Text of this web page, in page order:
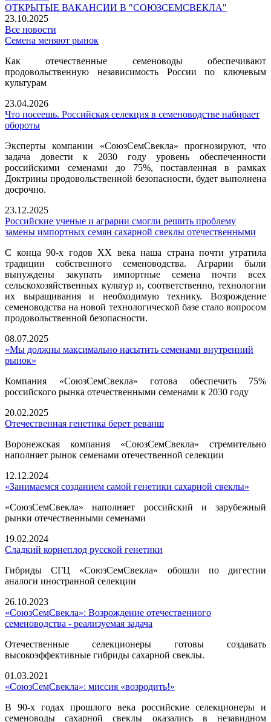
ОТКРЫТЫЕ ВАКАНСИИ В "СОЮЗСЕМСВЕКЛА"
23.10.2025
Все новости
Семена меняют рынок
Как отечественные семеноводы обеспечивают
продовольственную независимость России по ключевым
культурам
23.04.2026
Что посеешь. Российская селекция в семеноводстве набирает
обороты
Эксперты компании «СоюзСемСвекла» прогнозируют, что
задача довести к 2030 году уровень обеспеченности
российскими семенами до 75%, поставленная в рамках
Доктрины продовольственной безопасности, будет выполнена
досрочно.
23.12.2025
Российские ученые и аграрии смогли решить проблему
замены импортных семян сахарной свеклы отечественными
С конца 90-х годов ХХ века наша страна почти утратила
традиции собственного семеноводства. Аграрии были
вынуждены закупать импортные семена почти всех
сельскохозяйственных культур и, соответственно, технологии
их выращивания и необходимую технику. Возрождение
семеноводства на новой технологической базе стало вопросом
продовольственной безопасности.
08.07.2025
«Мы должны максимально насытить семенами внутренний
рынок»
Компания «СоюзСемСвекла» готова обеспечить 75%
российского рынка отечественными семенами к 2030 году
20.02.2025
Отечественная генетика берет реванш
Воронежская компания «СоюзСемСвекла» стремительно
наполняет рынок семенами отечественной селекции
12.12.2024
«Занимаемся созданием самой генетики сахарной свеклы»
«СоюзСемСвекла» наполняет российский и зарубежный
рынки отечественными семенами
19.02.2024
Сладкий корнеплод русской генетики
Гибриды СГЦ «СоюзСемСвекла» обошли по дигестии
аналоги иностранной селекции
26.10.2023
«СоюзСемСвекла»: Возрождение отечественного
семеноводства - реализуемая задача
Отечественные селекционеры готовы создавать
высокоэффективные гибриды сахарной свеклы.
01.03.2021
«СоюзСемСвекла»: миссия «возродить!»
В 90-х годах прошлого века российские селекционеры и
семеноводы сахарной свеклы оказались в незавидном